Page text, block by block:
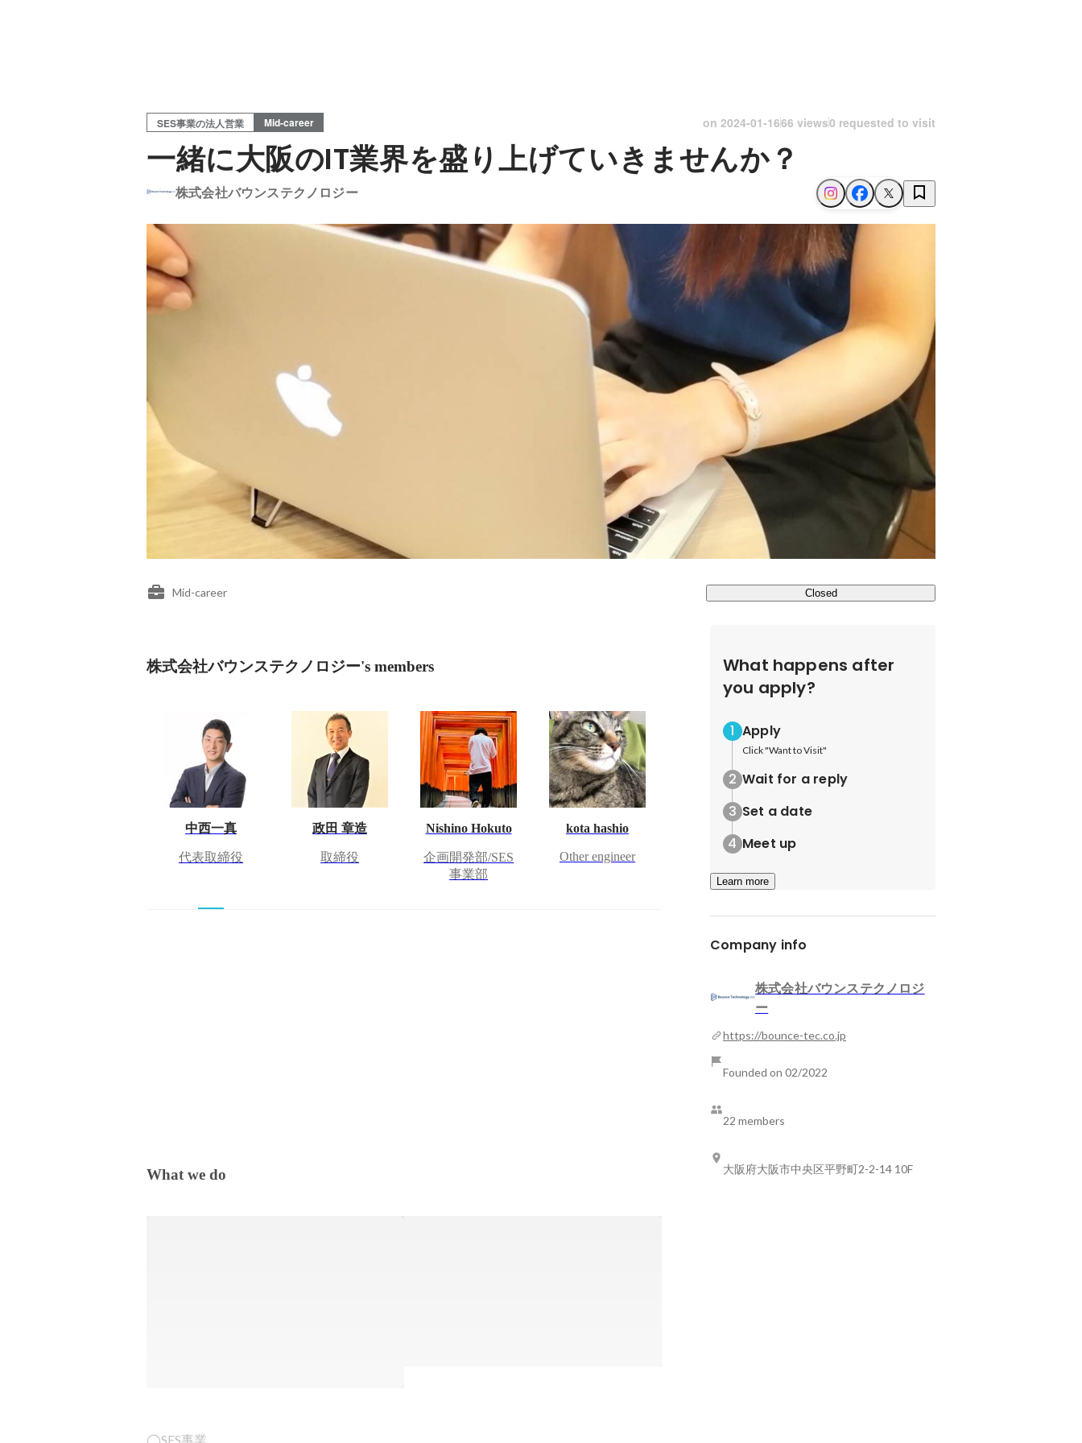
SES事業の法人営業 Mid-career on 2024-01-1666 views0 requested to visit
一緒に大阪のIT業界を盛り上げていきませんか？
株式会社バウンステクノロジー
Mid-career Closed
株式会社バウンステクノロジー's members
中西一真
代表取締役
政田 章造
取締役
Nishino Hokuto
企画開発部/SES
事業部
kota hashio
Other engineer
What we do
◯SES事業
What happens after
you apply?
Apply
Click "Want to Visit"
Wait for a reply
Set a date
Meet up
Learn more
Company info
株式会社バウンステクノロジ
ー
https://bounce-tec.co.jp
Founded on 02/2022
22 members
大阪府大阪市中央区平野町2-2-14 10F